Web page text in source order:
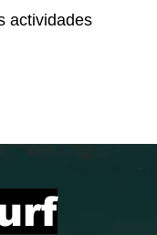
actividades